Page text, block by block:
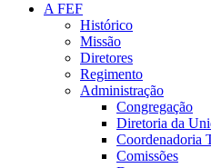
A FEF
Histórico
Missão
Diretores
Regimento
Administração
Congregação
Diretoria da
Coordenadoria
Comissões